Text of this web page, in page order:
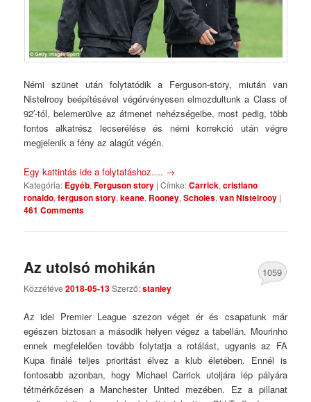
Némi szünet után folytatódik a Ferguson-story, miután van
Nistelrooy beépítésével végérvényesen elmozdultunk a Class of
92′-tól, belemerülve az átmenet nehézségeibe, most pedig, több
fontos alkatrész lecserélése és némi korrekció után végre
megjelenik a fény az alagút végén.
Egy kattintás ide a folytatáshoz…. →
Kategória: Egyéb,Ferguson story |Címke:Carrick,cristiano
ronaldo,ferguson story,keane, Rooney,Scholes,van Nistelrooy |
461 Comments
Az utolsó mohikán
Közzétéve2018-05-13Szerző:stanley
1059
Az idei Premier League szezon véget ér és csapatunk már
egészen biztosan a második helyen végez a tabellán. Mourinho
ennek megfelelően tovább folytatja a rotálást, ugyanis az FA
Kupa finálé teljes prioritást élvez a klub életében. Ennél is
fontosabb azonban, hogy Michael Carrick utoljára lép pályára
tétmérkőzésen a Manchester United mezében. Ez a pillanat